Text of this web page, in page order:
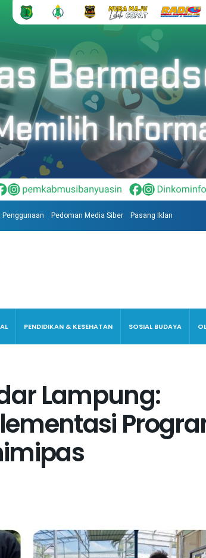
Penggunaan Pedoman Media Siber Pasang Iklan
PENDIDIKAN & KESEHATAN SOSIAL BUDAYA
Lampung: